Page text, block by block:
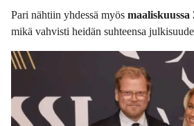
Pari nähtiin yhdessä myös maaliskuussa
mikä vahvisti heidän suhteensa